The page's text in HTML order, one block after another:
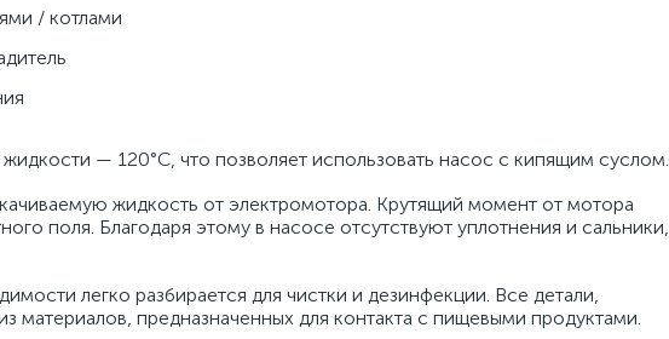
/ котлами
— 120°C, что позволяет использовать насос с кипящим суслом.
жидкость от электромотора. Крутящий момент от мотора
поля. Благодаря этому в насосе отсутствуют уплотнения и сальники,
легко разбирается для чистки и дезинфекции. Все детали,
материалов, предназначенных для контакта с пищевыми продуктами.